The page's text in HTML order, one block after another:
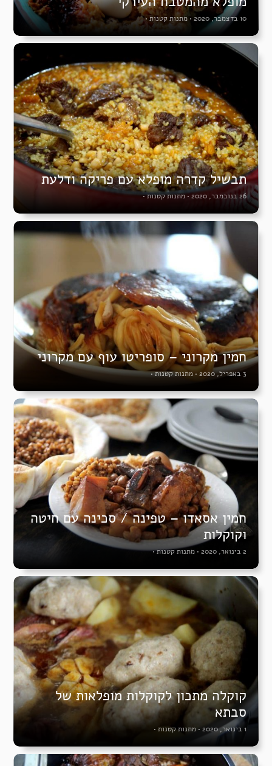
10 בדצמבר, 2020 •מתנות קטנות •
תבשיל קדרה מופלא עם פריקה ודלעת
26 בנובמבר, 2020 •מתנות קטנות•
חמין מקרוני – סופריטו עוף עם מקרוני
3 באפריל, 2020 • מתנות קטנות•
חמין אסאדו – טפינה / סכינה עם חיטה
וקוקלות
2 בינואר, 2020 • מתנות קטנות•
קוקלה מתכון לקוקלות מופלאות של
סבתא
1 בינואר, 2020 • מתנות קטנות •